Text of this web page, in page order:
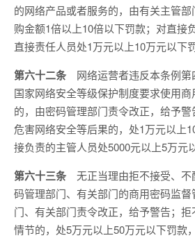
的网络产品或者服务的，由有关主管
购金额1倍以上10倍以下罚款；对直接
直接责任人员处1万元以上10万元以下罚
第六十二条 网络运营者违反本条例第
国家网络安全等级保护制度要求使用
的，由密码管理部门责令改正，给予
危害网络安全等后果的，处1万元以上
接负责的主管人员处5000元以上5万元
第六十三条 无正当理由拒不接受、不
码管理部门、有关部门的商用密码监
门、有关部门责令改正，给予警告；
情节的，处5万元以上50万元以下罚款